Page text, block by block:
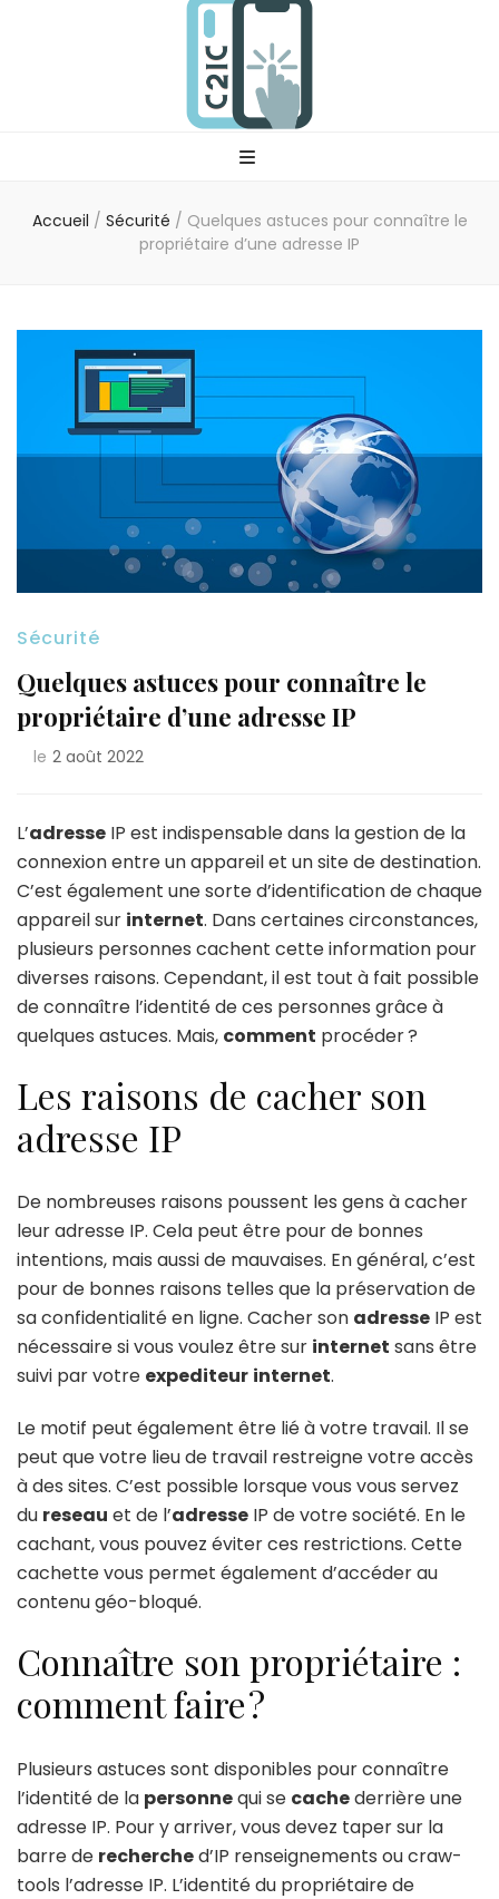
Accueil / Sécurité / Quelques astuces pour connaître le
propriétaire d’une adresse IP
Sécurité
Quelques astuces pour connaître le
propriétaire d’une adresse IP
le 2 août 2022
L’adresse IP est indispensable dans la gestion de la
connexion entre un appareil et un site de destination.
C’est également une sorte d’identification de chaque
appareil sur internet. Dans certaines circonstances,
plusieurs personnes cachent cette information pour
diverses raisons. Cependant, il est tout à fait possible
de connaître l’identité de ces personnes grâce à
quelques astuces. Mais, comment procéder ?
Les raisons de cacher son
adresse IP
De nombreuses raisons poussent les gens à cacher
leur adresse IP. Cela peut être pour de bonnes
intentions, mais aussi de mauvaises. En général, c’est
pour de bonnes raisons telles que la préservation de
sa confidentialité en ligne. Cacher son adresse IP est
nécessaire si vous voulez être sur internet sans être
suivi par votre expediteur internet.
Le motif peut également être lié à votre travail. Il se
peut que votre lieu de travail restreigne votre accès
à des sites. C’est possible lorsque vous vous servez
du reseau et de l’adresse IP de votre société. En le
cachant, vous pouvez éviter ces restrictions. Cette
cachette vous permet également d’accéder au
contenu géo-bloqué.
Connaître son propriétaire :
comment faire ?
Plusieurs astuces sont disponibles pour connaître
l’identité de la personnequi se cachederrière une
adresse IP. Pour y arriver, vous devez taper sur la
barre de recherched’IP renseignements ou craw-
tools l’adresse IP. L’identité du propriétaire de